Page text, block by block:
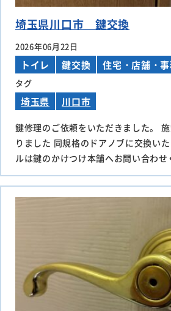
埼玉県川口市 鍵交換
2026年06月22日
トイレ 鍵交換 住宅・店舗・
タグ
埼玉県 川口市
鍵修理のご依頼をいただきました。
りました 同規格のドアノブに交換い
ルは鍵のかけつけ本舗へお問い合わせ